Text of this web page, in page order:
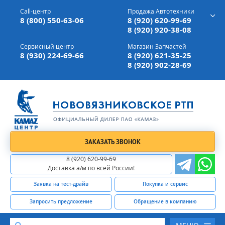
г. Вязники,ул. Механизаторов, д 90
Доставка а/м,по всей России
Call-центр
8 (800) 550-63-06
Продажа Автотехники
8 (920) 620-99-69
8 (920) 920-38-08
Сервисный центр
8 (930) 224-69-66
Магазин Запчастей
8 (920) 621-35-25
8 (920) 902-28-69
ЗАКАЗАТЬ ЗВОНОК
8 (920) 620-99-69
Доставка а/м по всей России!
Заявка на тест-драйв Покупка и сервис
Запросить предложение Обращение в компанию